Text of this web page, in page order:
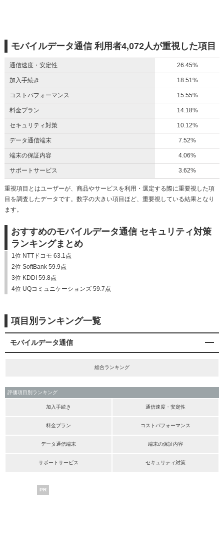
モバイルデータ通信 利用者4,072人が重視した項目
通信速度・安定性 26.45%
加入手続き 18.51%
コストパフォーマンス 15.55%
料金プラン 14.18%
セキュリティ対策 10.12%
データ通信端末 7.52%
端末の保証内容 4.06%
サポートサービス 3.62%
重視項目とはユーザーが、商品やサービスを利用・選定する際に重要視した項
目を調査したデータです。数字の大きい項目ほど、重要視している結果となり
ます。
おすすめのモバイルデータ通信 セキュリティ対策
ランキングまとめ
1位 NTTドコモ 63.1点
2位 SoftBank 59.9点
3位 KDDI 59.8点
4位 UQコミュニケーションズ 59.7点
項目別ランキング一覧
モバイルデータ通信
総合ランキング
評価項目別ランキング
加入手続き 通信速度・安定性
料金プラン コストパフォーマンス
データ通信端末 端末の保証内容
サポートサービス セキュリティ対策
PR